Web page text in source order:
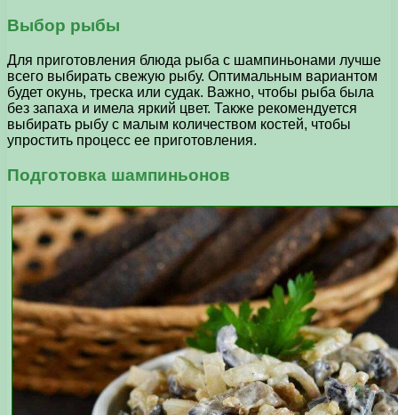
Выбор рыбы
Для приготовления блюда рыба с шампиньонами лучше
всего выбирать свежую рыбу. Оптимальным вариантом
будет окунь, треска или судак. Важно, чтобы рыба была
без запаха и имела яркий цвет. Также рекомендуется
выбирать рыбу с малым количеством костей, чтобы
упростить процесс ее приготовления.
Подготовка шампиньонов